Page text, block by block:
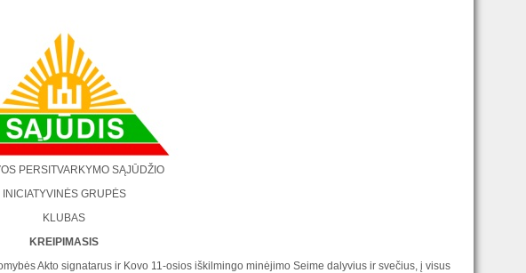
PERSITVARKYMO SĄJŪDŽIO
INICIATYVINĖS GRUPĖS
KLUBAS
KREIPIMASIS
Akto signatarus ir Kovo 11-osios iškilmingo minėjimo Seime dalyvius ir svečius, į visus